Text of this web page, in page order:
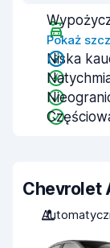
Pokaż
Niska
Chevrolet